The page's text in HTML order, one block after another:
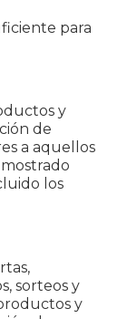
para
y
de
a aquellos
los
sorteos y
y